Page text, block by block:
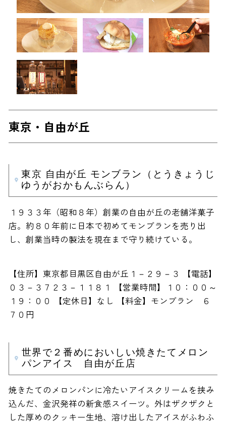
東京・自由が丘
東京 自由が丘 モンブラン（とうきょうじ
ゆうがおかもんぶらん）
１９３３年（昭和８年）創業の自由が丘の老舗洋菓子
店。約８０年前に日本で初めてモンブランを売り出
し、創業当時の製法を現在まで守り続けている。
【住所】東京都目黒区自由が丘１－２９－３ 【電話】
０３－３７２３－１１８１ 【営業時間】１０：００～
１９：００ 【定休日】なし 【料金】モンブラン ６
７０円
世界で２番めにおいしい焼きたてメロン
パンアイス 自由が丘店
焼きたてのメロンパンに冷たいアイスクリームを挟み
込んだ、金沢発祥の新食感スイーツ。外はザクザクと
した厚めのクッキー生地、溶け出したアイスがふわふ